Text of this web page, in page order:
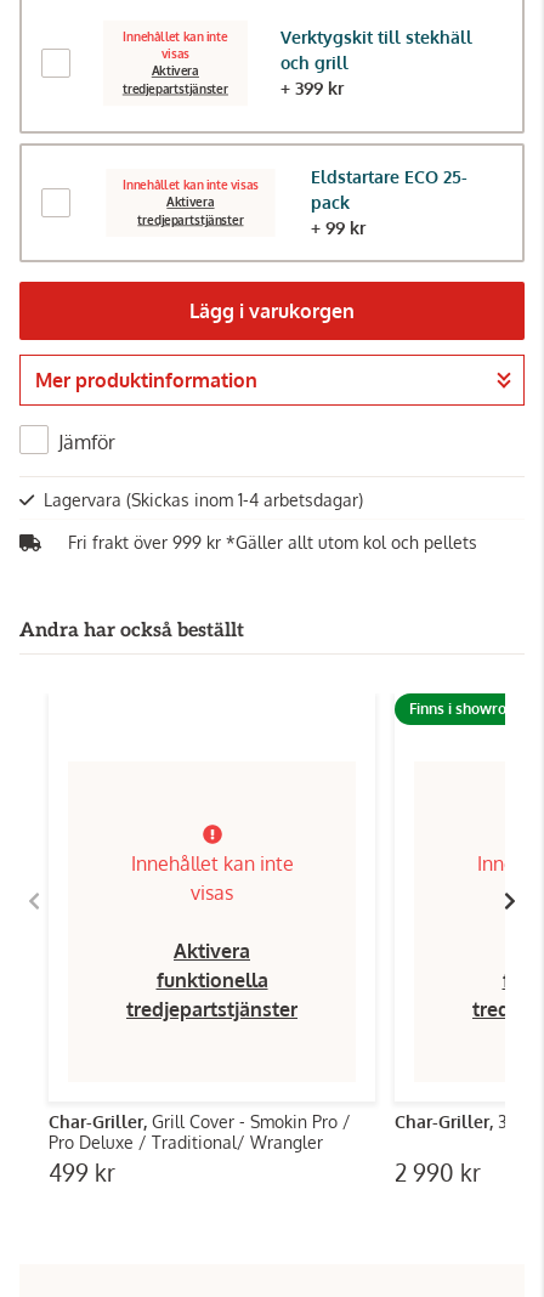
Innehållet kan inte
visas
Aktivera
tredjepartstjänster
Verktygskit till stekhäll
och grill
+ 399 kr
Innehållet kan inte visas
Aktivera
tredjepartstjänster
Eldstartare ECO 25-
pack
+ 99 kr
Lägg i varukorgen
Gå till kassan
Mer produktinformation
Jämför
Lagervara (Skickas inom 1-4 arbetsdagar)
Fri frakt över 999 kr *Gäller allt utom kol och pellets
Andra har också beställt
Innehållet kan inte
visas
Aktivera
funktionella
tredjepartstjänster
Char-Griller, Grill Cover - Smokin Pro /
Pro Deluxe / Traditional/ Wrangler
499 kr
Finns i showroom!
Char-Griller, 30
2 990 kr